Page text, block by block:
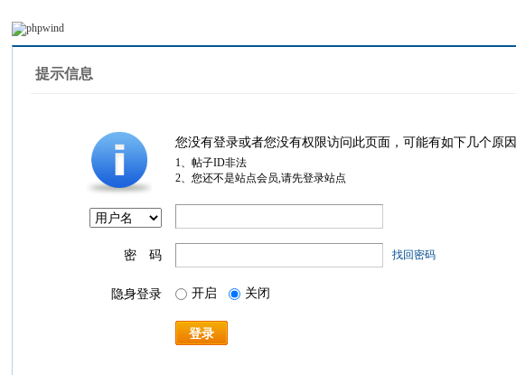
提示信息
您没有登录或者您没有权限访问此页面，可能有如下几个原因
1、帖子ID非法
2、您还不是站点会员,请先登录站点
密 码 找回密码
隐身登录 开启 关闭
登录